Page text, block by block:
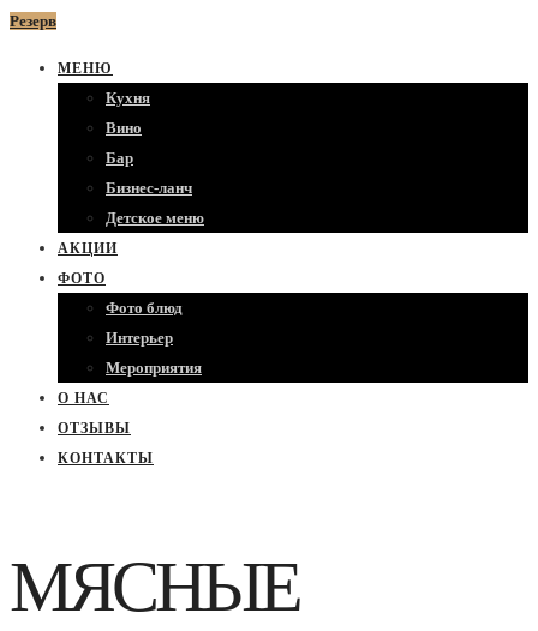
Резерв
МЕНЮ
Кухня
Вино
Бар
Бизнес-ланч
Детское меню
АКЦИИ
ФОТО
Фото блюд
Интерьер
Мероприятия
О НАС
ОТЗЫВЫ
КОНТАКТЫ
МЯСНЫЕ